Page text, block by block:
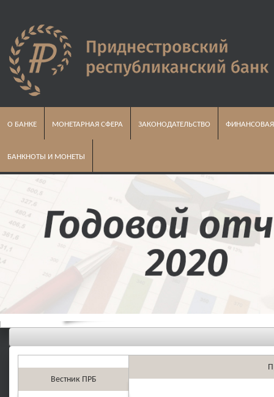
О БАНКЕ МОНЕТАРНАЯ СФЕРА ЗАКОНОДАТЕЛЬСТВО
БАНКНОТЫ И МОНЕТЫ
Вестник ПРБ